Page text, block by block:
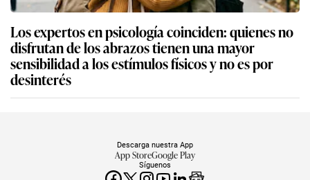
Los expertos en psicología coinciden: quienes no
disfrutan de los abrazos tienen una mayor
sensibilidad a los estímulos físicos y no es por
desinterés
Síguenos
Descarga nuestra App
App StoreGoogle Play